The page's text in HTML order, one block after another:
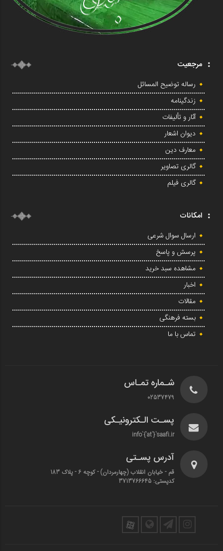
مرجعیت
رساله توضیح المسائل
زندگینامه
آثار و تألیفات
دیوان اشعار
معارف دین
گالری تصاویر
گالری فیلم
امکانات
ارسال سوال شرعی
پرسش و پاسخ
مشاهده سبد خرید
اخبار
مقالات
بسته فرهنگی
تماس با ما
شـماره تمـاس
02537479
پسـت الـکترونیـکی
info`{`at`}`saafi.ir
آدرس پسـتی
قم - خیابان انقلاب (چهارمردان)‌ - کوچه 6 - پلاک 183
کدپستی: 3713766645